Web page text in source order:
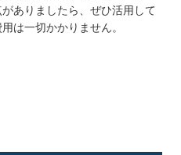
ありましたら、ぜひ活用して
は一切かかりません。